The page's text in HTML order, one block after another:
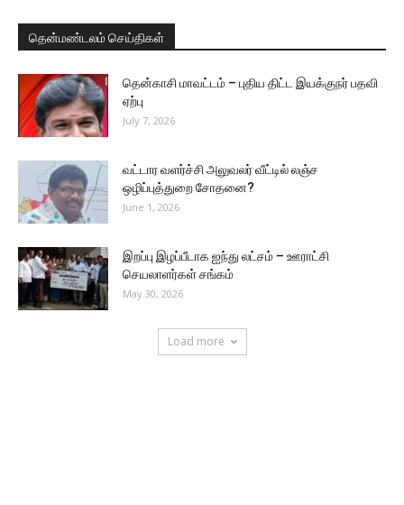
தென்மண்டலம் செய்திகள்
தென்காசி மாவட்டம் – புதிய திட்ட இயக்குநர் பதவி
ஏற்பு
July 7, 2026
வட்டார வளர்ச்சி அலுவலர் வீட்டில் லஞ்ச
ஒழிப்புத்துறை சோதனை?
June 1, 2026
இறப்பு இழப்பீடாக ஐந்து லட்சம் – ஊராட்சி
செயலாளர்கள் சங்கம்
May 30, 2026
Load more